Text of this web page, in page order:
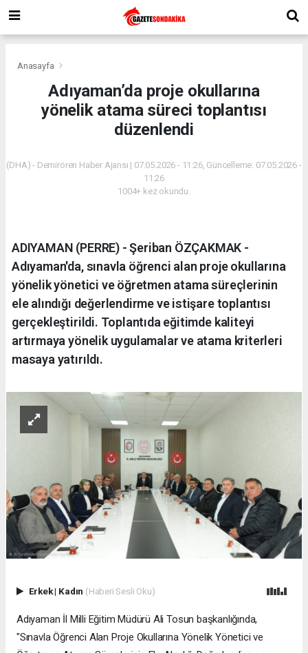
Anasayfa
Adıyaman’da proje okullarına
yönelik atama süreci toplantısı
düzenlendi
(DHA) - Demirören Haber Ajansı | 07.05.2026 - 11:26, Güncelleme: 07.05.2026 -
11:26
1004+ kez okundu.
ADIYAMAN (PERRE) - Şeriban ÖZÇAKMAK -
Adıyaman'da, sınavla öğrenci alan proje okullarına
yönelik yönetici ve öğretmen atama süreçlerinin
ele alındığı değerlendirme ve istişare toplantısı
gerçekleştirildi. Toplantıda eğitimde kaliteyi
artırmaya yönelik uygulamalar ve atama kriterleri
masaya yatırıldı.
Erkek| Kadın (Haberi Sesli Oku)
Adıyaman İl Milli Eğitim Müdürü Ali Tosun başkanlığında,
"Sınavla Öğrenci Alan Proje Okullarına Yönelik Yönetici ve